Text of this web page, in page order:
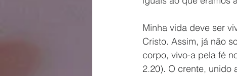
Minha vida deve ser
Cristo. Assim, já não
corpo, vivo-a pela fé
2.20). O crente, unido